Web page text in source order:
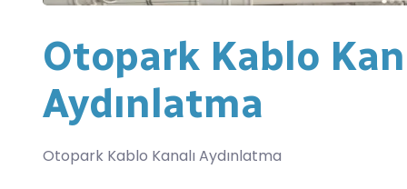
Otopark Kablo
Aydınlatma
Otopark Kablo Kanalı Aydınlatma